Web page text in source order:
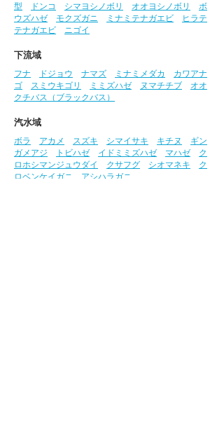
型
ドンコ シマヨシノボリ オオヨシノボリ
ボ
ウズハゼ
モクズガニ ミナミテナガエビ
ヒラテ
テナガエビ
ニゴイ
下流域
フナ
ドジョウ ナマズ ミナミメダカ
カワアナ
ゴ
スミウキゴリ ミミズハゼ ヌマチチブ
オオ
クチバス（ブラックバス）
汽水域
ボラ
アカメ スズキ シマイサキ キチヌ
ギン
ガメアジ
トビハゼ イドミミズハゼ マハゼ
ク
ロホシマンジュウダイ
クサフグ シオマネキ
ク
ロベンケイガニ
アシハラガニ